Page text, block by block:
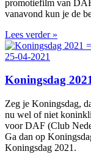
promotiefilm van
vanavond kun je de
Lees verder »
25-04-2021
Koningsdag
Zeg je Koningsdag,
nu wel of niet
voor DAF (Club
Ga dan op
Koningsdag 2021.